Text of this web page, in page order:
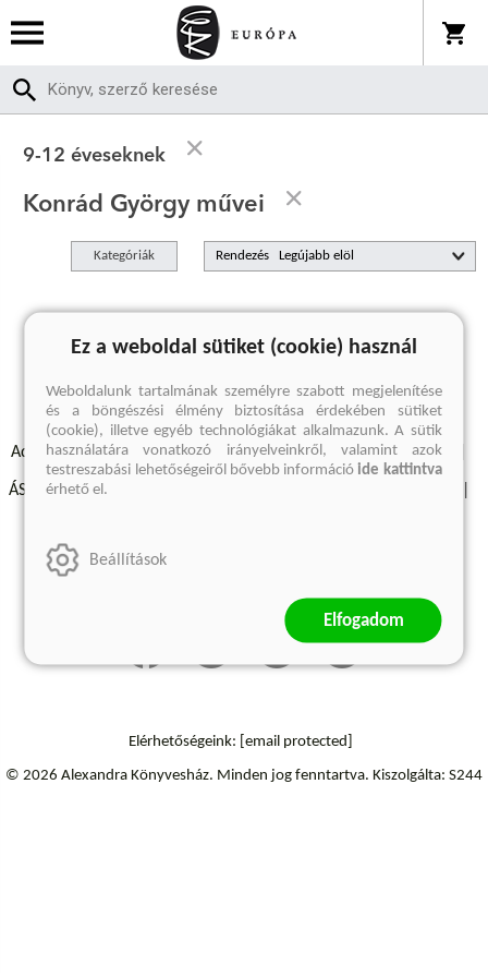
9-12 éveseknek
Konrád György művei
Kategóriák Rendezés
A keresett kifejezésre nincs találat
Adatvédelmi szabályzatok Elállási felmondási nyilatkozat
ÁSZF - Vásárlási feltételek
Szállítási információk
Elérhetőségeink: [email protected]
© 2026 Alexandra Könyvesház. Minden jog fenntartva. Kiszolgálta: S244
Ez a weboldal sütiket (cookie) használ
Weboldalunk tartalmának személyre szabott megjelenítése
és a böngészési élmény biztosítása érdekében sütiket
(cookie), illetve egyéb technológiákat alkalmazunk. A sütik
használatára vonatkozó irányelveinkről, valamint azok
testreszabási lehetőségeiről bővebb információide kattintva
érhető el.
Beállítások
Elfogadom